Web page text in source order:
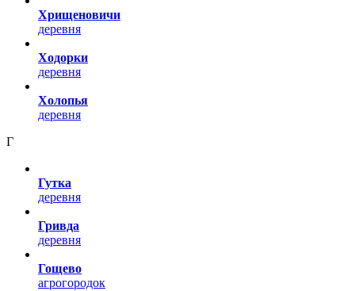
Хрищеновичи
деревня
Ходорки
деревня
Холопья
деревня
Г
Гутка
деревня
Гривда
деревня
Гощево
агрогородок